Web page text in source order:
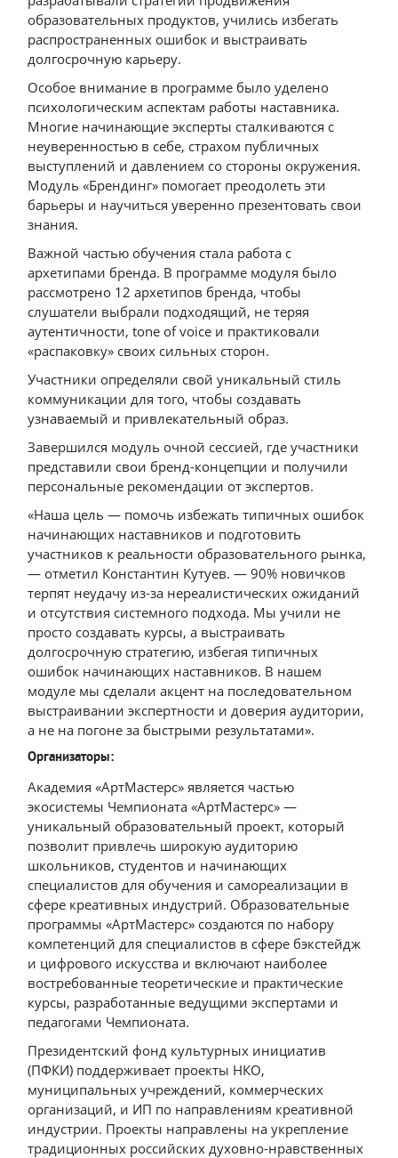
образовательных продуктов, учились избегать
распространенных ошибок и выстраивать
долгосрочную карьеру.
Особое внимание в программе было уделено
психологическим аспектам работы наставника.
Многие начинающие эксперты сталкиваются с
неуверенностью в себе, страхом публичных
выступлений и давлением со стороны окружения.
Модуль «Брендинг» помогает преодолеть эти
барьеры и научиться уверенно презентовать свои
знания.
Важной частью обучения стала работа с
архетипами бренда. В программе модуля было
рассмотрено 12 архетипов бренда, чтобы
слушатели выбрали подходящий, не теряя
аутентичности, tone of voice и практиковали
«распаковку» своих сильных сторон.
Участники определяли свой уникальный стиль
коммуникации для того, чтобы создавать
узнаваемый и привлекательный образ.
Завершился модуль очной сессией, где участники
представили свои бренд-концепции и получили
персональные рекомендации от экспертов.
«Наша цель — помочь избежать типичных ошибок
начинающих наставников и подготовить
участников к реальности образовательного рынка,
— отметил Константин Кутуев. — 90% новичков
терпят неудачу из-за нереалистических ожиданий
и отсутствия системного подхода. Мы учили не
просто создавать курсы, а выстраивать
долгосрочную стратегию, избегая типичных
ошибок начинающих наставников. В нашем
модуле мы сделали акцент на последовательном
выстраивании экспертности и доверия аудитории,
а не на погоне за быстрыми результатами».
Организаторы:
Академия «АртМастерс» является частью
экосистемы Чемпионата «АртМастерс» —
уникальный образовательный проект, который
позволит привлечь широкую аудиторию
школьников, студентов и начинающих
специалистов для обучения и самореализации в
сфере креативных индустрий. Образовательные
программы «АртМастерс» создаются по набору
компетенций для специалистов в сфере бэкстейдж
и цифрового искусства и включают наиболее
востребованные теоретические и практические
курсы, разработанные ведущими экспертами и
педагогами Чемпионата.
Президентский фонд культурных инициатив
(ПФКИ) поддерживает проекты НКО,
муниципальных учреждений, коммерческих
организаций, и ИП по направлениям креативной
индустрии. Проекты направлены на укрепление
традиционных российских духовно-нравственных